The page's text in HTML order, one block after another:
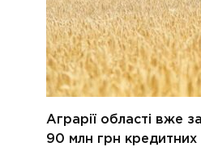
Аграрії області вже
90 млн грн кредитних